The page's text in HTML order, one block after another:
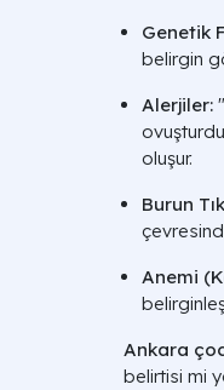
Genetik
belirgin
Alerjiler:
oluşur.
Burun
Anemi
Ankara
belirtisi mi